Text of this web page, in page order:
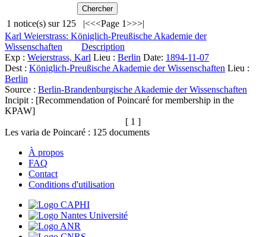
1 notice(s) sur 125 |<<<Page 1>>>|
Karl Weierstrass: Königlich-Preußische Akademie der
Wissenschaften
Description
Exp : Weierstrass, Karl Lieu : Berlin Date: 1894-11-07
Dest : Königlich-Preußische Akademie der Wissenschaften Lieu :
Berlin
Source : Berlin-Brandenburgische Akademie der Wissenschaften
Incipit : [Recommendation of Poincaré for membership in the
KPAW]
[ 1 ]
Les varia de Poincaré : 125 documents
À propos
FAQ
Contact
Conditions d'utilisation